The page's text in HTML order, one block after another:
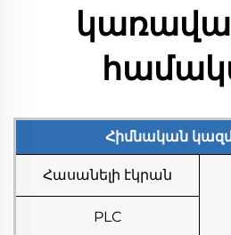
Հիմնական
Հասանելի էկրան
PLC